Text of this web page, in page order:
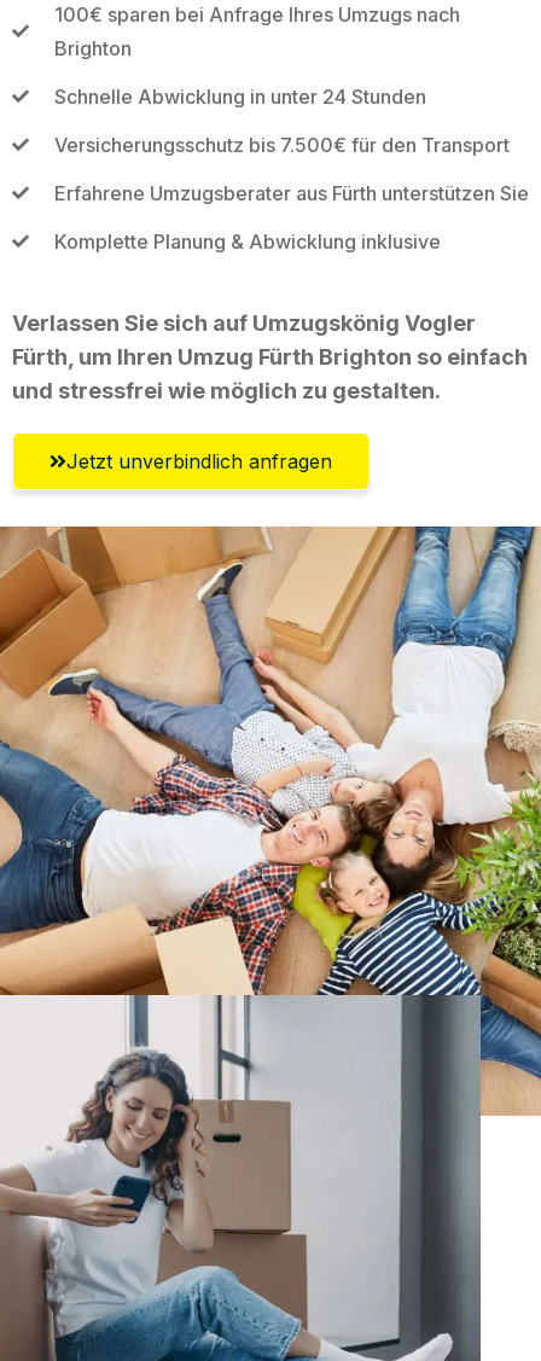
100€ sparen bei Anfrage Ihres Umzugs nach
Brighton
Schnelle Abwicklung in unter 24 Stunden
Versicherungsschutz bis 7.500€ für den Transport
Erfahrene Umzugsberater aus Fürth unterstützen Sie
Komplette Planung & Abwicklung inklusive
Verlassen Sie sich auf Umzugskönig Vogler
Fürth, um Ihren Umzug Fürth Brighton so einfach
und stressfrei wie möglich zu gestalten.
Jetzt unverbindlich anfragen